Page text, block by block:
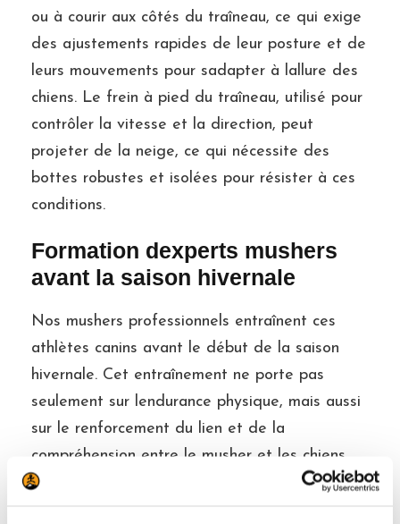
ou à courir aux côtés du traîneau, ce qui exige
des ajustements rapides de leur posture et de
leurs mouvements pour sadapter à lallure des
chiens. Le frein à pied du traîneau, utilisé pour
contrôler la vitesse et la direction, peut
projeter de la neige, ce qui nécessite des
bottes robustes et isolées pour résister à ces
conditions.
Formation dexperts mushers
avant la saison hivernale
Nos mushers professionnels entraînent ces
athlètes canins avant le début de la saison
hivernale. Cet entraînement ne porte pas
seulement sur lendurance physique, mais aussi
sur le renforcement du lien et de la
compréhension entre le musher et les chiens,
ainsi quau sein de lattelage.